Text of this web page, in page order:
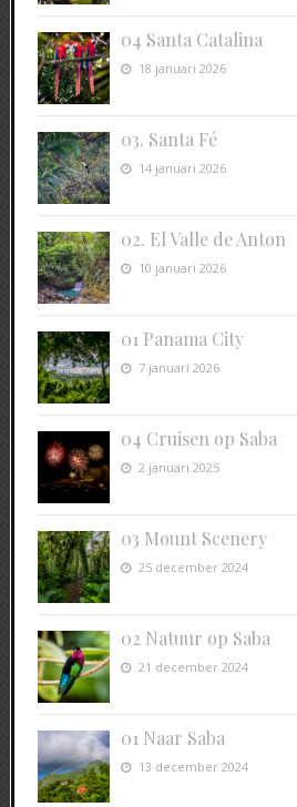
04 Santa Catalina
18 januari 2026
03. Santa Fé
14 januari 2026
02. El Valle de Anton
10 januari 2026
01 Panama City
7 januari 2026
04 Cruisen op Saba
2 januari 2025
03 Mount Scenery
25 december 2024
02 Natuur op Saba
21 december 2024
01 Naar Saba
13 december 2024